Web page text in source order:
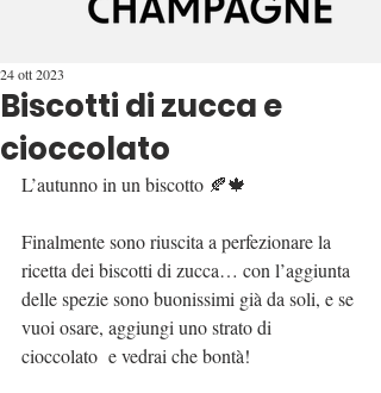
Biscotti di zucca e
cioccolato
24 ott 2023
L’autunno in un biscotto 🍂🍁
Finalmente sono riuscita a perfezionare la
ricetta dei biscotti di zucca… con l’aggiunta
delle spezie sono buonissimi già da soli, e se
vuoi osare, aggiungi uno strato di
cioccolato  e vedrai che bontà!